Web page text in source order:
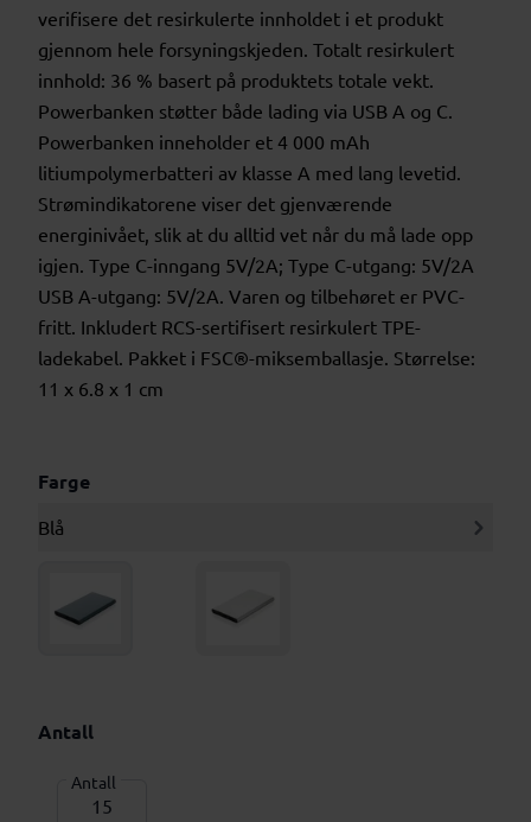
verifisere det resirkulerte innholdet i et produkt
gjennom hele forsyningskjeden. Totalt resirkulert
innhold: 36 % basert på produktets totale vekt.
Powerbanken støtter både lading via USB A og C.
Powerbanken inneholder et 4 000 mAh
litiumpolymerbatteri av klasse A med lang levetid.
Strømindikatorene viser det gjenværende
energinivået, slik at du alltid vet når du må lade opp
igjen. Type C-inngang 5V/2A; Type C-utgang: 5V/2A
USB A-utgang: 5V/2A. Varen og tilbehøret er PVC-
fritt. Inkludert RCS-sertifisert resirkulert TPE-
ladekabel. Pakket i FSC®-miksemballasje. Størrelse:
11 x 6.8 x 1 cm
Farge
Blå
Antall
Antall